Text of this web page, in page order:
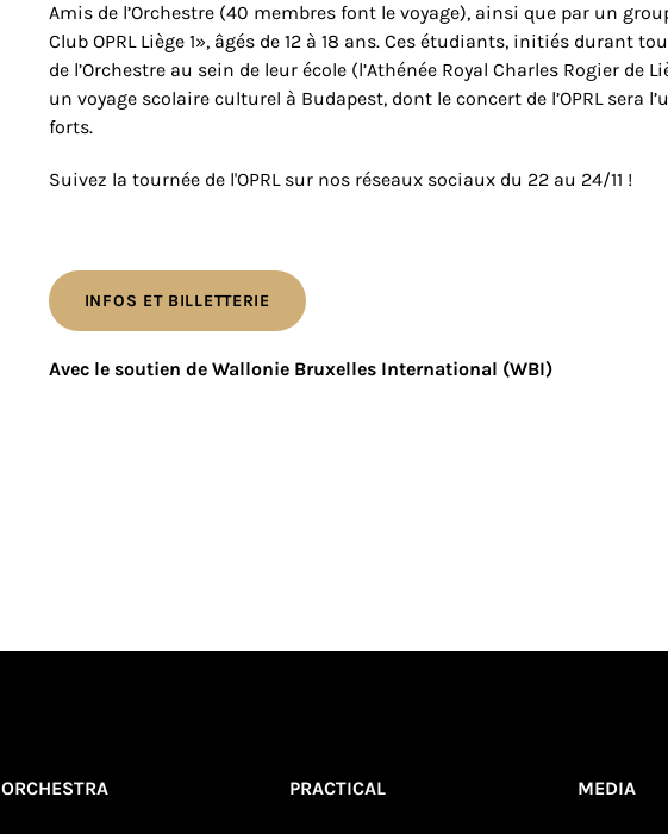
Amis de l’Orchestre (40 membres font le voyage), ainsi que par un
Club OPRL Liège 1», âgés de 12 à 18 ans. Ces étudiants, initiés durant
de l’Orchestre au sein de leur école (l’Athénée Royal Charles Rogier de
un voyage scolaire culturel à Budapest, dont le concert de l’OPRL sera
forts.
Suivez la tournée de l'OPRL sur nos réseaux sociaux du 22 au 24/11 !
INFOS ET BILLETTERIE
Avec le soutien de Wallonie Bruxelles International (WBI)
ORCHESTRA PRACTICAL MEDIA